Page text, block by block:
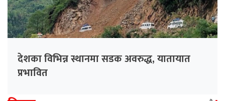
देशका विभिन्न स्थानमा सडक अवरुद्ध, यातायात
प्रभावित